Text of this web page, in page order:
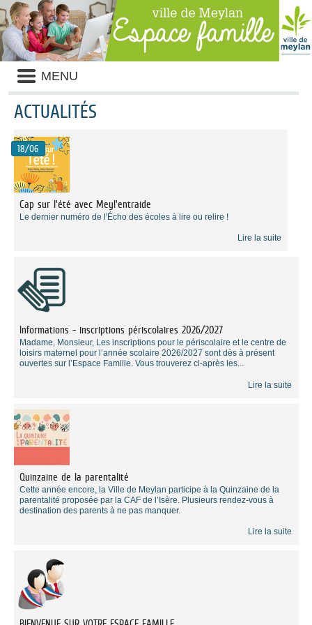
Liste
des
avertissements
MENU
ACTUALITÉS
des
catégories
d'actualité
18/06
Cap sur l'été avec Meyl'entraide
Le dernier numéro de l'Écho des écoles à lire ou relire !
Lire la suite
Informations - inscriptions périscolaires 2026/2027
Madame, Monsieur, Les inscriptions pour le périscolaire et le centre de
loisirs maternel pour l’année scolaire 2026/2027 sont dès à présent
ouvertes sur l’Espace Famille. Vous trouverez ci-après les...
Lire la suite
Quinzaine de la parentalité
Cette année encore, la Ville de Meylan participe à la Quinzaine de la
parentalité proposée par la CAF de l’Isère. Plusieurs rendez-vous à
destination des parents à ne pas manquer.
Lire la suite